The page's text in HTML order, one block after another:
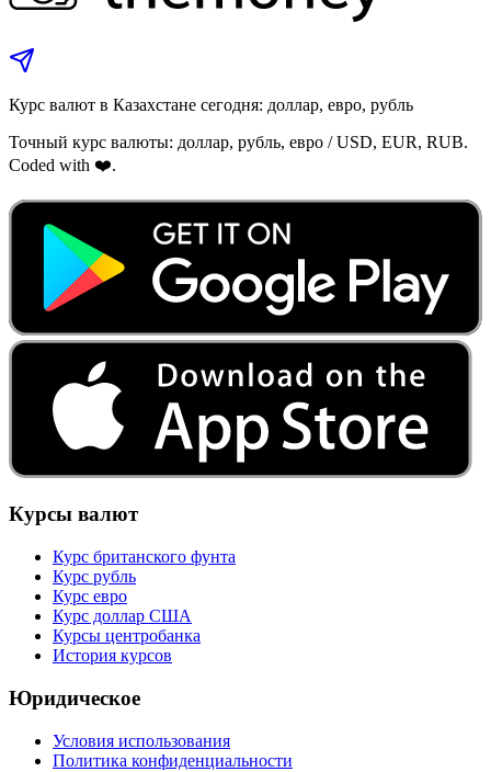
Курс валют в Казахстане сегодня: доллар, евро, рубль
Точный курс валюты: доллар, рубль, евро / USD, EUR, RUB.
Coded with ❤️.
Курсы валют
Курс британского фунта
Курс рубль
Курс евро
Курс доллар США
Курсы центробанка
История курсов
Юридическое
Условия использования
Политика конфиденциальности